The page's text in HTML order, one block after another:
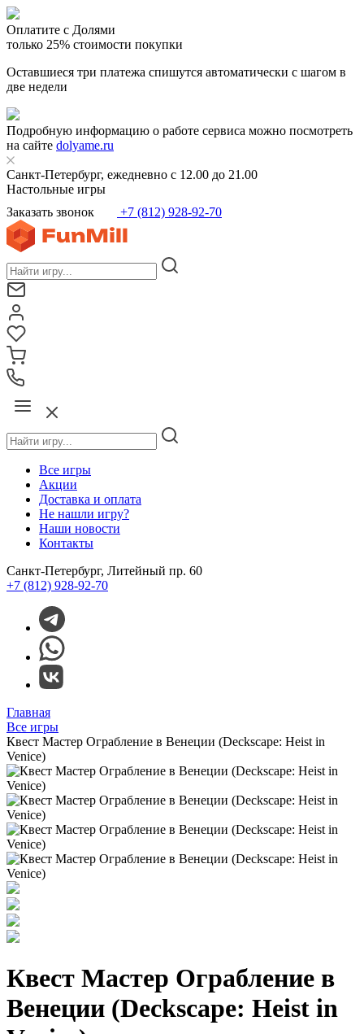
Оплатите с Долями
только 25% стоимости покупки
Оставшиеся три платежа спишутся автоматически с шагом в
две недели
Подробную информацию о работе сервиса можно посмотреть
на сайте dolyame.ru
Санкт-Петербург, ежедневно с 12.00 до 21.00
Настольные игры
Заказать звонок
+7 (812) 928-92-70
Все игры
Акции
Доставка и оплата
Не нашли игру?
Наши новости
Контакты
Санкт-Петербург, Литейный пр. 60
+7 (812) 928-92-70
Главная
Все игры
Квест Мастер Ограбление в Венеции (Deckscape: Heist in
Venice)
Квест Мастер Ограбление в
Венеции (Deckscape: Heist in